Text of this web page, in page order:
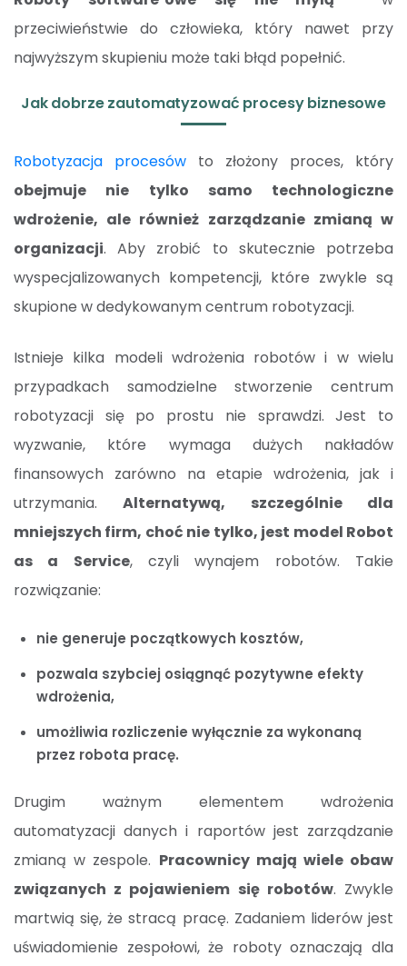
przeciwieństwie do człowieka, który nawet przy
najwyższym skupieniu może taki błąd popełnić.
Jak dobrze zautomatyzować procesy biznesowe
Robotyzacja procesów to złożony proces, który
obejmuje nie tylko samo technologiczne
wdrożenie, ale również zarządzanie zmianą w
organizacji. Aby zrobić to skutecznie potrzeba
wyspecjalizowanych kompetencji, które zwykle są
skupione w dedykowanym centrum robotyzacji.
Istnieje kilka modeli wdrożenia robotów i w wielu
przypadkach samodzielne stworzenie centrum
robotyzacji się po prostu nie sprawdzi. Jest to
wyzwanie, które wymaga dużych nakładów
finansowych zarówno na etapie wdrożenia, jak i
utrzymania.Alternatywą, szczególnie dla
mniejszych firm, choć nie tylko, jest model Robot
as a Service, czyli wynajem robotów. Takie
rozwiązanie:
nie generuje początkowych kosztów,
pozwala szybciej osiągnąć pozytywne efekty
wdrożenia,
umożliwia rozliczenie wyłącznie za wykonaną
przez robota pracę.
Drugim ważnym elementem wdrożenia
automatyzacji danych i raportów jest zarządzanie
zmianą w zespole. Pracownicy mają wiele obaw
związanych z pojawieniem się robotów. Zwykle
martwią się, że stracą pracę. Zadaniem liderów jest
uświadomienie zespołowi, że roboty oznaczają dla